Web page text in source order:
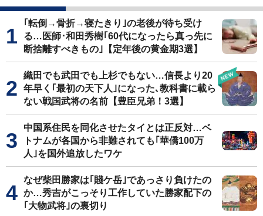
｢転倒→骨折→寝たきり｣の老後が待ち受け
る…医師･和田秀樹｢60代になったら真っ先に
断捨離すべきもの｣【定年後の黄金期3選】
織田でも武田でも上杉でもない…信長より20
年早く｢最初の天下人｣になった､教科書に載ら
ない戦国武将の名前【豊臣兄弟！3選】
中国系住民を同化させたタイとは正反対…ベ
トナムが各国から非難されても｢華僑100万
人｣を国外追放したワケ
なぜ柴田勝家は｢賤ケ岳｣であっさり負けたの
か…秀吉がこっそり工作していた勝家配下の
｢大物武将｣の裏切り